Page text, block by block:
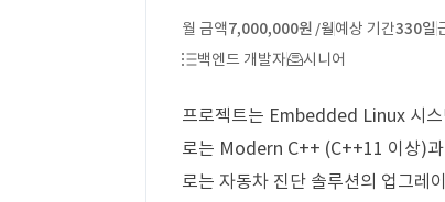
월 금액7,000,000원 /월예상 기간330일
백엔드 개발자
시니어
프로젝트는 Embedded Linux 시스
로는 Modern C++ (C++11 이상)
로는 자동차 진단 솔루션의 업그레